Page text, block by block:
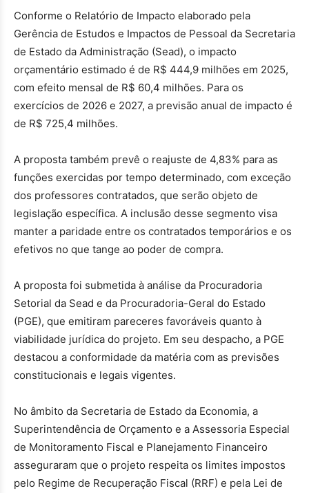
Conforme o Relatório de Impacto elaborado pela
Gerência de Estudos e Impactos de Pessoal da Secretaria
de Estado da Administração (Sead), o impacto
orçamentário estimado é de R$ 444,9 milhões em 2025,
com efeito mensal de R$ 60,4 milhões. Para os
exercícios de 2026 e 2027, a previsão anual de impacto é
de R$ 725,4 milhões.
A proposta também prevê o reajuste de 4,83% para as
funções exercidas por tempo determinado, com exceção
dos professores contratados, que serão objeto de
legislação específica. A inclusão desse segmento visa
manter a paridade entre os contratados temporários e os
efetivos no que tange ao poder de compra.
A proposta foi submetida à análise da Procuradoria
Setorial da Sead e da Procuradoria-Geral do Estado
(PGE), que emitiram pareceres favoráveis quanto à
viabilidade jurídica do projeto. Em seu despacho, a PGE
destacou a conformidade da matéria com as previsões
constitucionais e legais vigentes.
No âmbito da Secretaria de Estado da Economia, a
Superintendência de Orçamento e a Assessoria Especial
de Monitoramento Fiscal e Planejamento Financeiro
asseguraram que o projeto respeita os limites impostos
pelo Regime de Recuperação Fiscal (RRF) e pela Lei de